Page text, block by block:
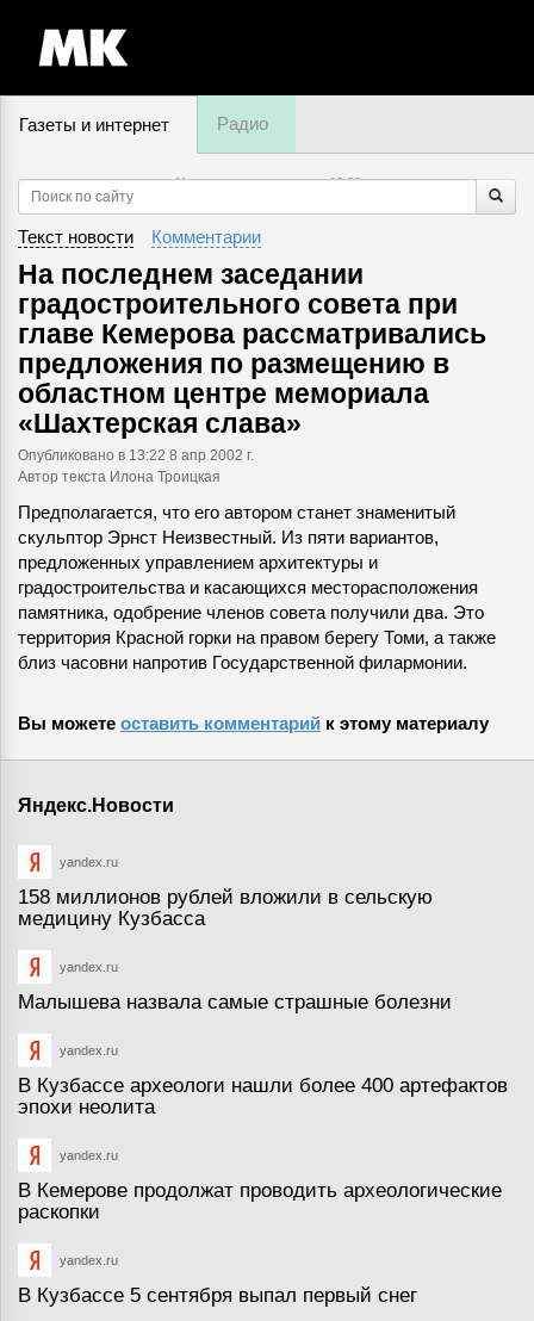
Газеты и интернет Радио
11 августа, понедельник,02:33
Текст новости Комментарии
На последнем заседании
градостроительного совета при
главе Кемерова рассматривались
предложения по размещению в
областном центре мемориала
«Шахтерская слава»
Опубликовано в 13:22 8 апр 2002 г.
Автор текста Илона Троицкая
Предполагается, что его автором станет знаменитый
скульптор Эрнст Неизвестный. Из пяти вариантов,
предложенных управлением архитектуры и
градостроительства и касающихся месторасположения
памятника, одобрение членов совета получили два. Это
территория Красной горки на правом берегу Томи, а также
близ часовни напротив Государственной филармонии.
Вы можете оставить комментарий к этому материалу
Яндекс.Новости
yandex.ru
158 миллионов рублей вложили в сельскую
медицину Кузбасса
yandex.ru
Малышева назвала самые страшные болезни
yandex.ru
В Кузбассе археологи нашли более 400 артефактов
эпохи неолита
yandex.ru
В Кемерове продолжат проводить археологические
раскопки
yandex.ru
В Кузбассе 5 сентября выпал первый снег